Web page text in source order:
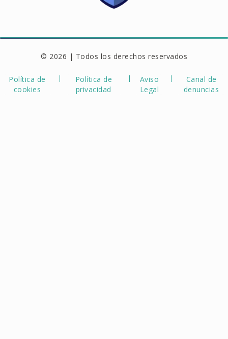
© 2026 | Todos los derechos reservados
Política de
cookies
Política de
privacidad
Aviso
Legal
Canal de
denuncias